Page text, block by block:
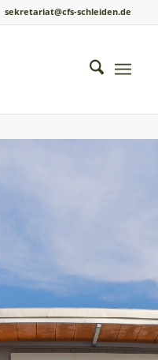
sekretariat@cfs-schleiden.de